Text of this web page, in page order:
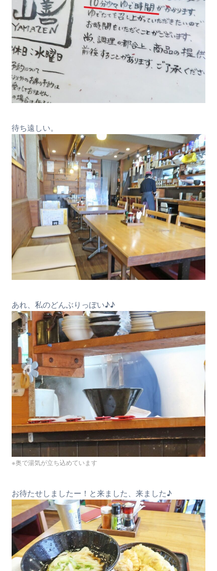
待ち遠しい。
あれ、私のどんぶりっぽい♪♪
※奥で湯気が立ち込めています
お待たせしましたー！と来ました、来ました♪